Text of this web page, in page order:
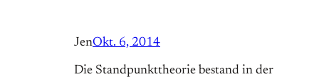
JenOkt. 6, 2014
Die Standpunkttheorie bestand in der